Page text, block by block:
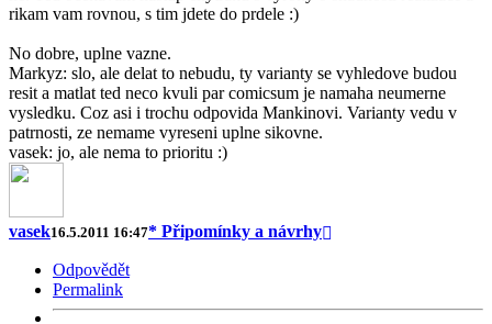
rikam vam rovnou, s tim jdete do prdele :)
No dobre, uplne vazne.
Markyz: slo, ale delat to nebudu, ty varianty se vyhledove budou
resit a matlat ted neco kvuli par comicsum je namaha neumerne
vysledku. Coz asi i trochu odpovida Mankinovi. Varianty vedu v
patrnosti, ze nemame vyreseni uplne sikovne.
vasek: jo, ale nema to prioritu :)
vasek16.5.2011 16:47* Připomínky a návrhy
Odpovědět
Permalink